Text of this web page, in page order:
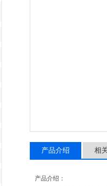
产品介绍 相
产品介绍：